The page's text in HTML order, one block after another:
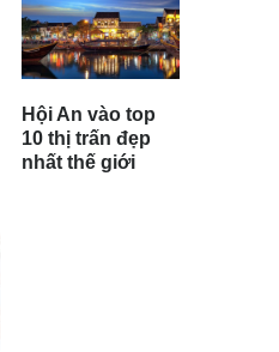
Hội An vào top
10 thị trấn đẹp
nhất thế giới